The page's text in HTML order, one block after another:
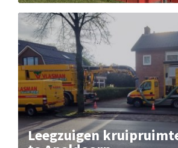
Leegzuigen